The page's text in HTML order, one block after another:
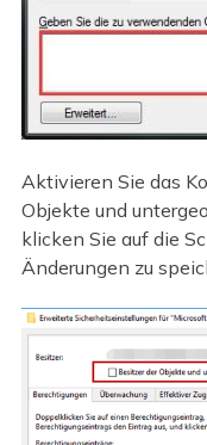
Aktivieren Sie das
Objekte und
klicken Sie auf die
Änderungen zu